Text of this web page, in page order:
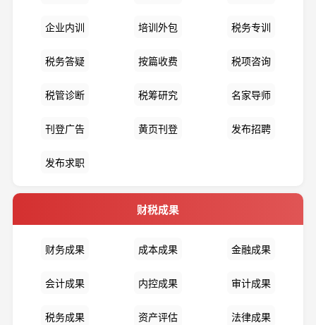
企业内训 培训外包 税务专训
税务答疑 按篇收费 税项咨询
税管诊断 税筹研究 名家导师
刊登广告 黄页刊登 发布招聘
发布求职
财税成果
财务成果 成本成果 金融成果
会计成果 内控成果 审计成果
税务成果 资产评估 法律成果